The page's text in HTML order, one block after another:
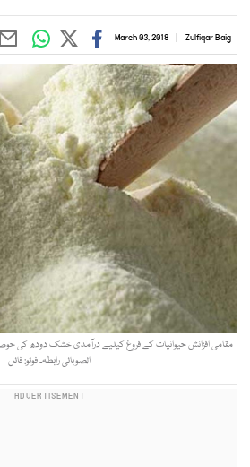
Zulfiqar Baig
March 03, 2018
مقامی افزائش حیوانیات کے فروغ کیلیے درآمدی خشک دودھ کی
الصوبائی رابطہ۔ فوٹو: فائل